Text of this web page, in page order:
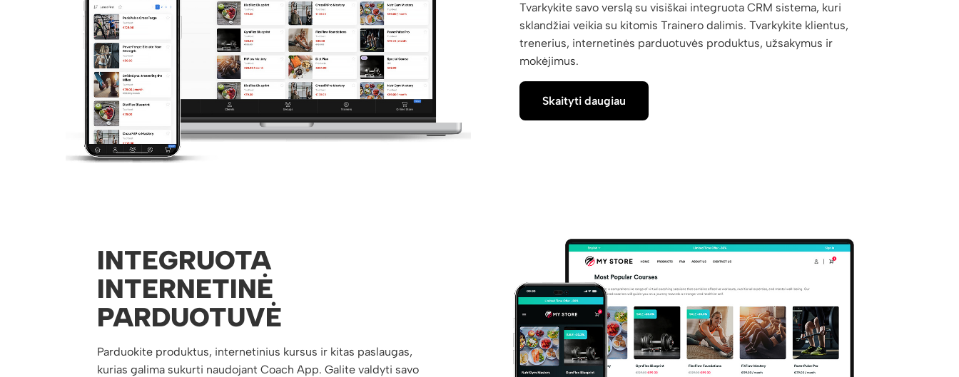
Tvarkykite savo verslą su visiškai integruota CRM sistema, kuri
sklandžiai veikia su kitomis Trainero dalimis. Tvarkykite klientus,
trenerius, internetinės parduotuvės produktus, užsakymus ir
mokėjimus.
Skaityti daugiau
INTEGRUOTA
INTERNETINĖ
PARDUOTUVĖ
Parduokite produktus, internetinius kursus ir kitas paslaugas,
kurias galima sukurti naudojant Coach App. Galite valdyti savo